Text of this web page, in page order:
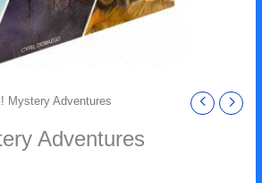
Mystery Adventures
Adventures